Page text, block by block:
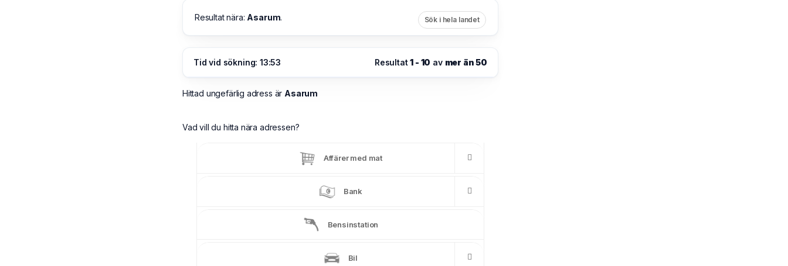
Resultat nära: Asarum. Sök i hela landet
Tid vid sökning: 13:53 Resultat1 - 10 av mer än 50
Hittad ungefärlig adress är Asarum
Vad vill du hitta nära adressen?
Affärer med mat
Bank
Bensinstation
Bil